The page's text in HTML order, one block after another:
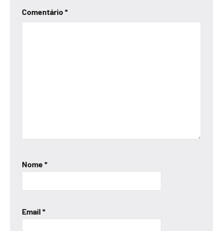
Comentário*
Nome*
Email *